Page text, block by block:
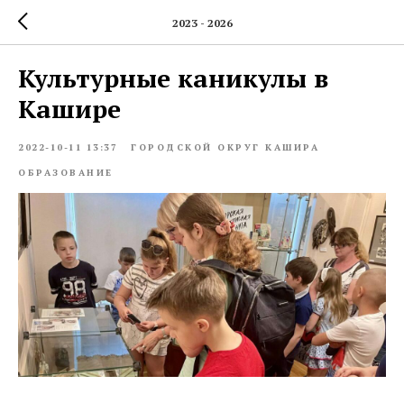
2023 - 2026
Культурные каникулы в
Кашире
2022-10-11 13:37 ГОРОДСКОЙ ОКРУГ КАШИРА
ОБРАЗОВАНИЕ